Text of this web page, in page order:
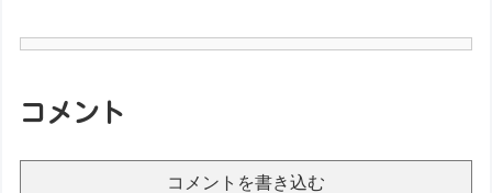
コメント
コメントを書き込む